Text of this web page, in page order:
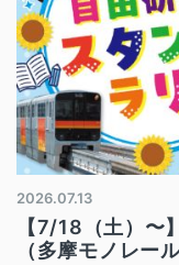
2026.07.13
【7/18（土）〜
（多摩モノレー